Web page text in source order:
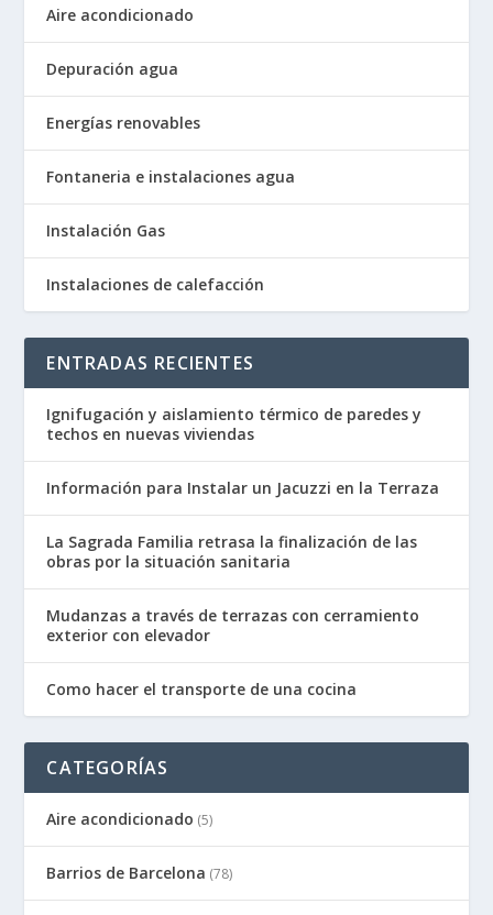
Aire acondicionado
Depuración agua
Energías renovables
Fontaneria e instalaciones agua
Instalación Gas
Instalaciones de calefacción
ENTRADAS RECIENTES
Ignifugación y aislamiento térmico de paredes y
techos en nuevas viviendas
Información para Instalar un Jacuzzi en la Terraza
La Sagrada Familia retrasa la finalización de las
obras por la situación sanitaria
Mudanzas a través de terrazas con cerramiento
exterior con elevador
Como hacer el transporte de una cocina
CATEGORÍAS
Aire acondicionado (5)
Barrios de Barcelona (78)